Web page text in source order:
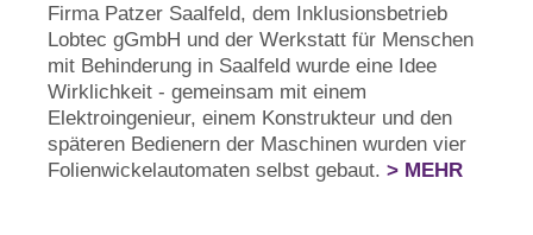
Firma Patzer Saalfeld, dem Inklusionsbetrieb
Lobtec gGmbH und der Werkstatt für Menschen
mit Behinderung in Saalfeld wurde eine Idee
Wirklichkeit - gemeinsam mit einem
Elektroingenieur, einem Konstrukteur und den
späteren Bedienern der Maschinen wurden vier
Folienwickelautomaten selbst gebaut. > MEHR